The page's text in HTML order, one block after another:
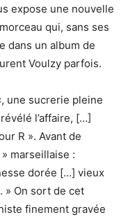
expose une nouvelle
qui, sans ses
dans un album de
Voulzy parfois.
, une sucrerie pleine
l’affaire, […]
R ». Avant de
marseillaise :
dorée […] vieux
» On sort de cet
finement gravée